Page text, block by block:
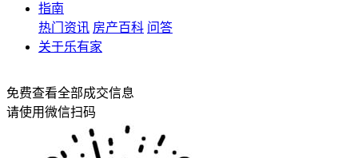
指南
热门资讯 房产百科 问答
关于乐有家
免费查看全部成交信息
请使用微信扫码